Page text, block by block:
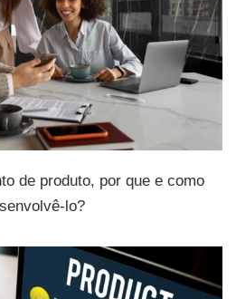
de produto, por que e como
lo?